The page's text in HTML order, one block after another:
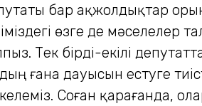
бар ақжолдықтар
өзге де мәселелер
Тек бірді-екілі
ғана дауысын естуге
Соған қарағанда,